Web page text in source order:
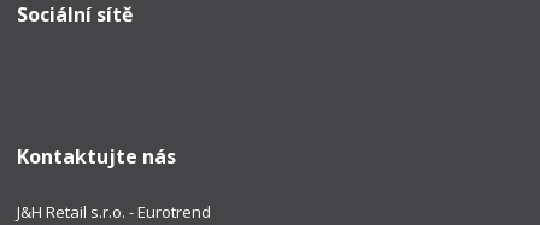
Sociální sítě
Kontaktujte nás
J&H Retail s.r.o. - Eurotrend